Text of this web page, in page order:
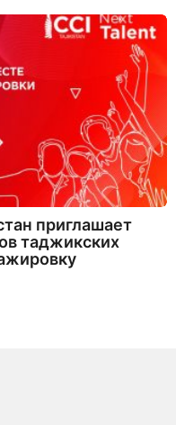
приглашает
таджикских